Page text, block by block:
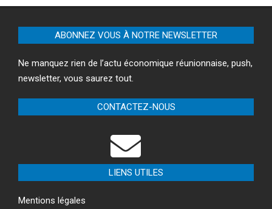
ABONNEZ VOUS À NOTRE NEWSLETTER
Ne manquez rien de l’actu économique réunionnaise, push,
newsletter, vous saurez tout.
CONTACTEZ-NOUS
LIENS UTILES
Mentions légales